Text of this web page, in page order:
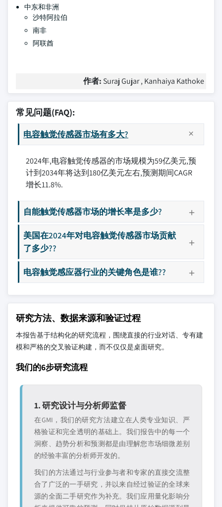
中东和非洲
沙特阿拉伯
南非
阿联酋
作者: Suraj Gujar , Kanhaiya Kathoke
常见问题(FAQ):
电容触觉传感器市场有多大?
2024年,电容触觉传感器的市场规模为59亿美元,预
计到2034年将达到180亿美元左右,预测期间CAGR
增长11.8%.
自能触觉传感器市场的增长率是多少?
美国在2024年对电容触觉传感器市场贡献
了多少??
电容触觉感应器行业的关键角色是谁??
研究方法、数据来源和验证过程
本报告基于结构化的研究流程，围绕直接的行业对话、专有建
模和严格的交叉验证构建，而不仅仅是桌面研究。
我们的6步研究流程
1. 研究设计与分析师监督
在GMI，我们的研究方法建立在人类专业知识、严
格验证和完全透明的基础上。我们报告中的每一个
洞察、趋势分析和预测都是由理解您市场细微差别
的经验丰富的分析师开发的。
我们的方法通过与行业参与者和专家的直接交流整
合了广泛的一手研究，并以来自经过验证的全球来
源的全面二手研究作为补充。我们应用量化影响分